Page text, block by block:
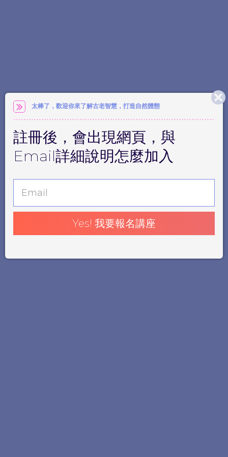
太棒了，歡迎你來了解古老智慧，打造自然體態
註冊後，會出現網頁，與
Email詳細說明怎麼加入
Yes! 我要報名講座